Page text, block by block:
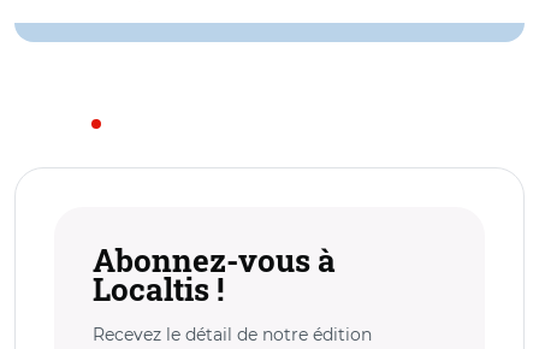
Abonnez-vous à
Localtis !
Recevez le détail de notre édition